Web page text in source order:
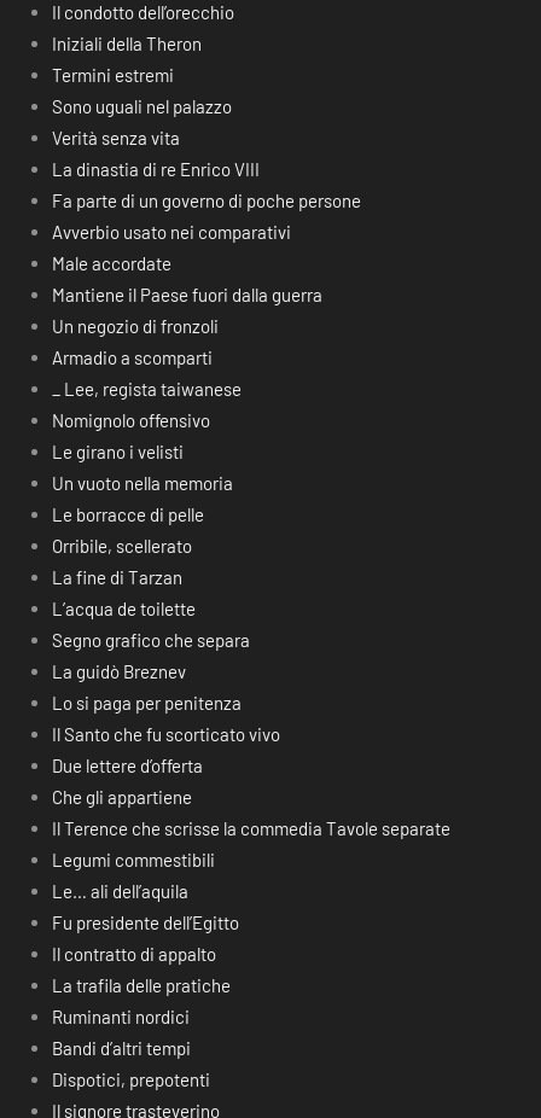
Il condotto dell’orecchio
Iniziali della Theron
Termini estremi
Sono uguali nel palazzo
Verità senza vita
La dinastia di re Enrico VIII
Fa parte di un governo di poche persone
Avverbio usato nei comparativi
Male accordate
Mantiene il Paese fuori dalla guerra
Un negozio di fronzoli
Armadio a scomparti
_ Lee, regista taiwanese
Nomignolo offensivo
Le girano i velisti
Un vuoto nella memoria
Le borracce di pelle
Orribile, scellerato
La fine di Tarzan
L’acqua de toilette
Segno grafico che separa
La guidò Breznev
Lo si paga per penitenza
Il Santo che fu scorticato vivo
Due lettere d’offerta
Che gli appartiene
Il Terence che scrisse la commedia Tavole separate
Legumi commestibili
Le… ali dell’aquila
Fu presidente dell’Egitto
Il contratto di appalto
La trafila delle pratiche
Ruminanti nordici
Bandi d’altri tempi
Dispotici, prepotenti
Il signore trasteverino